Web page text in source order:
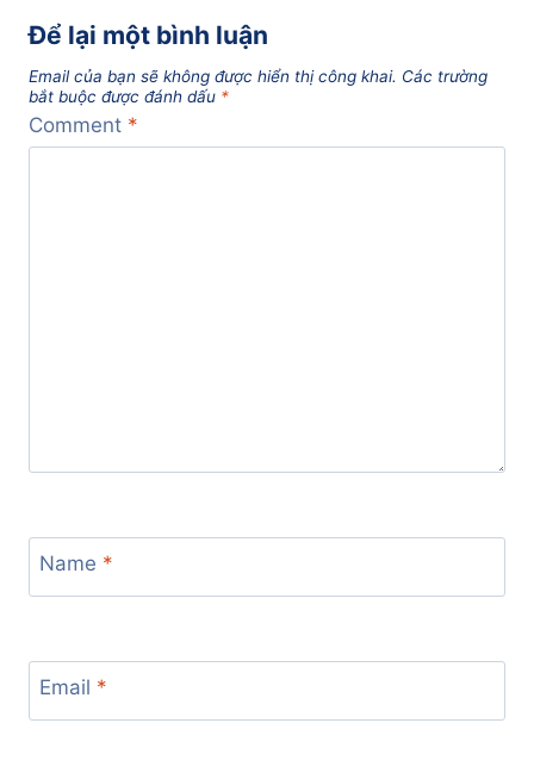
Để lại một bình luận
Email của bạn sẽ không được hiển thị công khai. Các trường
bắt buộc được đánh dấu *
Comment *
Name *
Email *